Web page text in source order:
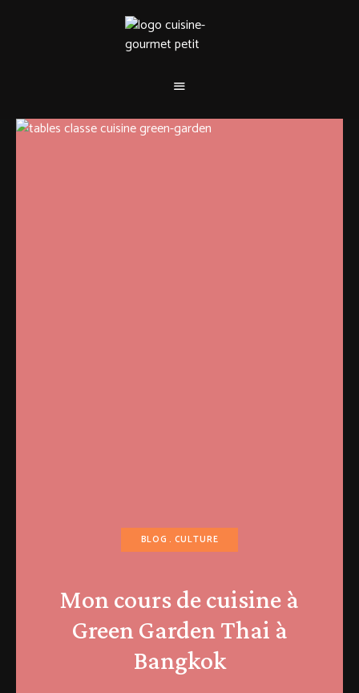
BLOG CULTURE
Mon cours de cuisine à
Green Garden Thai à
Bangkok